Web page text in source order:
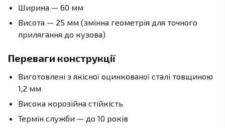
Ширина — 60 мм
Висота — 25 мм (змінна геометрія для точного
прилягання до кузова)
Переваги конструкції
Виготовлені з якісної оцинкованої сталі товщиною
1,2 мм
Висока корозійна стійкість
Термін служби — до 10 років